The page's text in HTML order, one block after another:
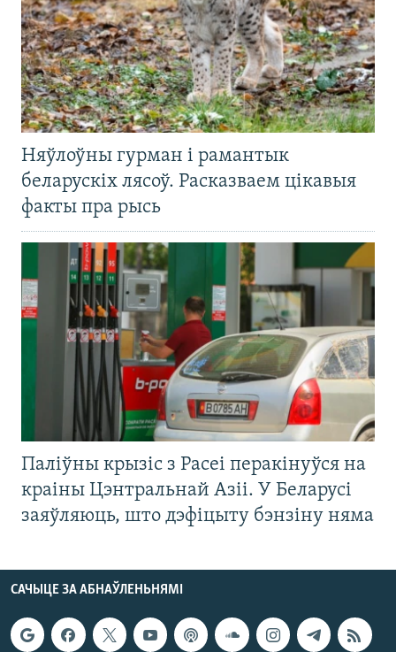
Няўлоўны гурман і рамантык
беларускіх лясоў. Расказваем цікавыя
факты пра рысь
Паліўны крызіс з Расеі перакінуўся на
краіны Цэнтральнай Азіі. У Беларусі
заяўляюць, што дэфіцыту бэнзіну няма
САЧЫЦЕ ЗА АБНАЎЛЕНЬНЯМІ